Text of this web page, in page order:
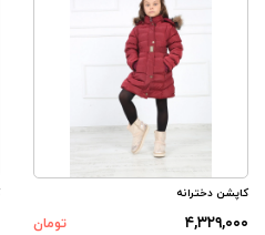
کاپشن دخترانه
۴,۳۲۹,۰۰۰
تومان